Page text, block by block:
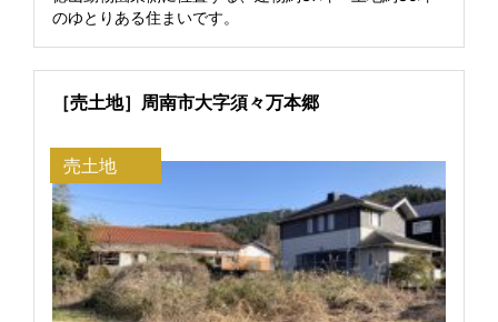
のゆとりある住まいです。
［売土地］周南市大字須々万本郷
売土地